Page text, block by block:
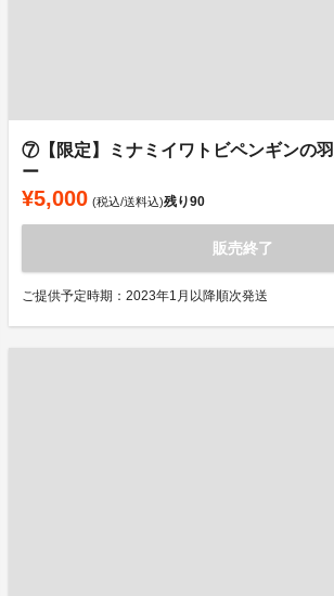
⑦【限定】ミナミイワトビペンギンの
ー
¥5,000 (税込/送料込)残り90
販売終了
ご提供予定時期：2023年1月以降順次発送